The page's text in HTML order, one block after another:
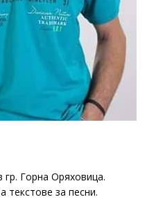
Горна Оряховица.
текстове за песни.